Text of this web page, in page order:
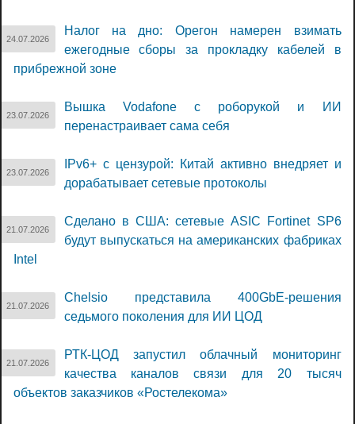
24.07.2026
Налог на дно: Орегон намерен взимать
ежегодные сборы за прокладку кабелей в
прибрежной зоне
23.07.2026
Вышка Vodafone с роборукой и ИИ
перенастраивает сама себя
23.07.2026
IPv6+ с цензурой: Китай активно внедряет и
дорабатывает сетевые протоколы
21.07.2026
Сделано в США: сетевые ASIC Fortinet SP6
будут выпускаться на американских фабриках
Intel
21.07.2026
Chelsio представила 400GbE-решения
седьмого поколения для ИИ ЦОД
21.07.2026
РТК-ЦОД запустил облачный мониторинг
качества каналов связи для 20 тысяч
объектов заказчиков «Ростелекома»